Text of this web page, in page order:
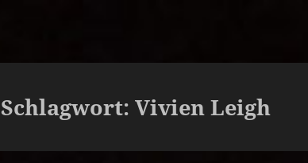
Schlagwort:Vivien Leigh